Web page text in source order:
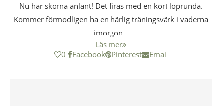
Nu har skorna anlänt! Det firas med en kort löprunda.
Kommer förmodligen ha en härlig träningsvärk i vaderna
imorgon…
Läs mer
0
Facebook Pinterest Email